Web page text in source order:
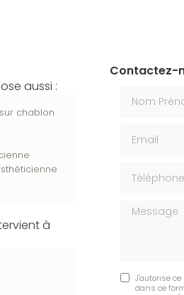
aussi :
chablon
à
Contactez-
Message
J'autorise
dans ce